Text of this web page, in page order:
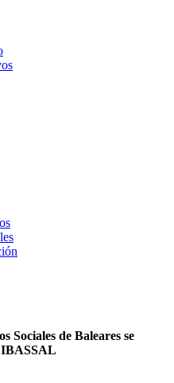
Sociales de Baleares se
IBASSAL